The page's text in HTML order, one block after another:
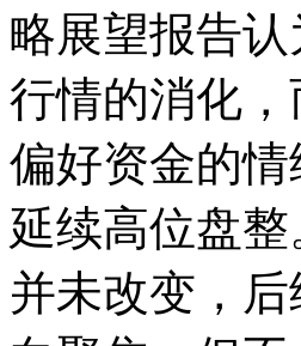
略展望报告
行情的消化
偏好资金的
延续高位盘
并未改变，